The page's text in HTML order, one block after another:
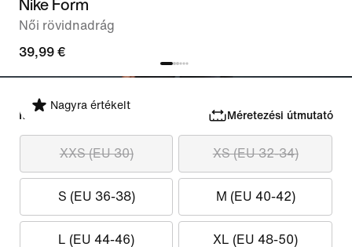
Női rövidnadrág
39,99 €
Nagyra értékelt
Méret kiválasztása Méretezési útmutató
XXS (EU 30) XS (EU 32-34)
S (EU 36-38) M (EU 40-42)
L (EU 44-46) XL (EU 48-50)